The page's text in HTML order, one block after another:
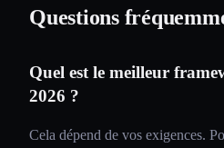
Questions
Quel est le meilleur
2026 ?
Cela dépend de vos exigences.